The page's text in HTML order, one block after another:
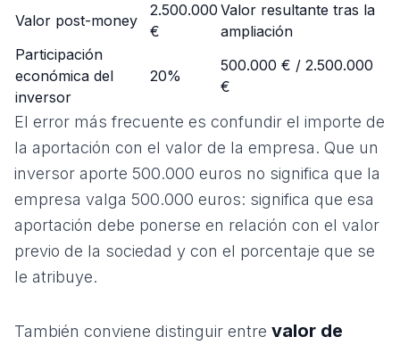
Valor post-money
2.500.000
€
Valor resultante tras la
ampliación
Participación
económica del
inversor
20%
500.000 € / 2.500.000
€
El error más frecuente es confundir el importe de
la aportación con el valor de la empresa. Que un
inversor aporte 500.000 euros no significa que la
empresa valga 500.000 euros: significa que esa
aportación debe ponerse en relación con el valor
previo de la sociedad y con el porcentaje que se
le atribuye.
También conviene distinguir entre valor de